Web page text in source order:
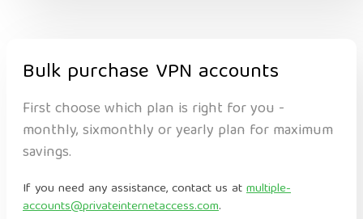
Bulk purchase VPN accounts
First choose which plan is right for you -
monthly, sixmonthly or yearly plan for maximum
savings.
If you need any assistance, contact us atmultiple-
accounts@privateinternetaccess.com.